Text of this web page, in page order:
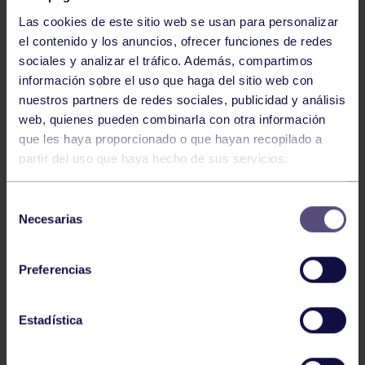
Las cookies de este sitio web se usan para personalizar
el contenido y los anuncios, ofrecer funciones de redes
sociales y analizar el tráfico. Además, compartimos
información sobre el uso que haga del sitio web con
nuestros partners de redes sociales, publicidad y análisis
web, quienes pueden combinarla con otra información
que les haya proporcionado o que hayan recopilado a
partir del uso que haya hecho de sus servicios.
Necesarias
Preferencias
Estadística
Baloncesto
ÚLTIMOS RESULTADOS DE LA SECCIÓN
Baloncesto